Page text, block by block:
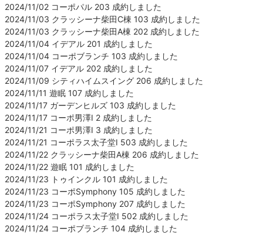
2024/11/02 コーポパル 203 成約しました
2024/11/03 クラッシーナ柴田C棟 103 成約しました
2024/11/03 クラッシーナ柴田A棟 202 成約しました
2024/11/04 イデアル 201 成約しました
2024/11/04 コーポブランチ 103 成約しました
2024/11/07 イデアル 202 成約しました
2024/11/09 シティハイムスイング 206 成約しました
2024/11/11 遊眠 107 成約しました
2024/11/17 ガーデンヒルズ 103 成約しました
2024/11/17 コーポ男澤Ⅰ 2 成約しました
2024/11/21 コーポ男澤Ⅰ 3 成約しました
2024/11/21 コーポラス太子堂Ⅰ 503 成約しました
2024/11/22 クラッシーナ柴田A棟 206 成約しました
2024/11/22 遊眠 101 成約しました
2024/11/23 トゥインクル 101 成約しました
2024/11/23 コーポSymphony 105 成約しました
2024/11/23 コーポSymphony 207 成約しました
2024/11/24 コーポラス太子堂Ⅰ 502 成約しました
2024/11/24 コーポブランチ 104 成約しました